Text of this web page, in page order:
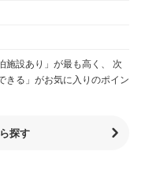
施設あり」が最も高く、 次
きる」がお気に入りのポイン
探す